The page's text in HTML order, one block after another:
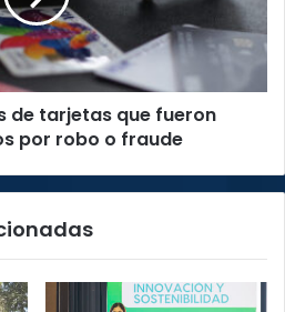
de tarjetas que fueron
por robo o fraude